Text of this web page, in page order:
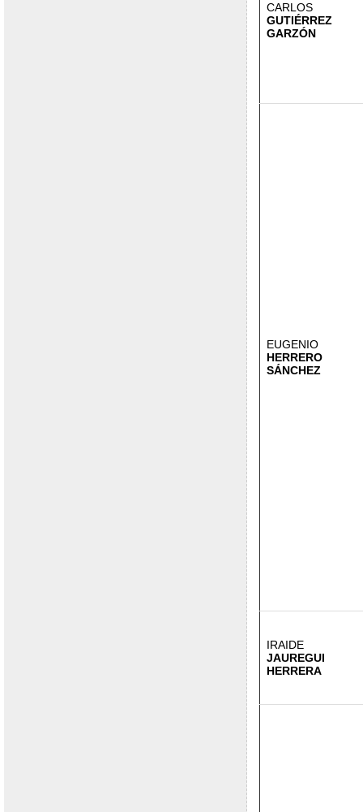
CARLOS
GUTIÉRREZ
GARZÓN
EUGENIO
HERRERO
SÁNCHEZ
IRAIDE
JAUREGUI
HERRERA